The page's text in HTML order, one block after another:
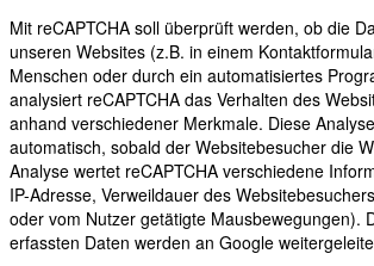
Mit reCAPTCHA soll überprüft werden, ob die
unseren Websites (z.B. in einem
Menschen oder durch ein automatisiertes
analysiert reCAPTCHA das Verhalten des
anhand verschiedener Merkmale. Diese
automatisch, sobald der Websitebesucher die
Analyse wertet reCAPTCHA verschiedene
IP-Adresse, Verweildauer des
oder vom Nutzer getätigte Mausbewegungen).
erfassten Daten werden an Google